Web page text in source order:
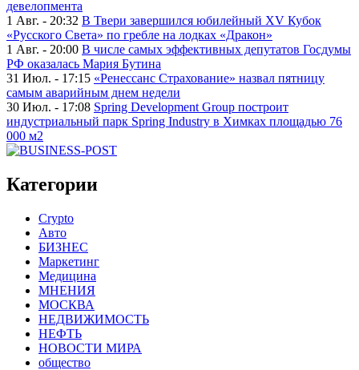
девелопмента
1 Авг. - 20:32 В Твери завершился юбилейный XV Кубок
«Русского Света» по гребле на лодках «Дракон»
1 Авг. - 20:00 В числе самых эффективных депутатов Госдумы
РФ оказалась Мария Бутина
31 Июл. - 17:15 «Ренессанс Страхование» назвал пятницу
самым аварийным днем недели
30 Июл. - 17:08 Spring Development Group построит
индустриальный парк Spring Industry в Химках площадью 76
000 м2
Категории
Crypto
Авто
БИЗНЕС
Маркетинг
Медицина
МНЕНИЯ
МОСКВА
НЕДВИЖИМОСТЬ
НЕФТЬ
НОВОСТИ МИРА
общество